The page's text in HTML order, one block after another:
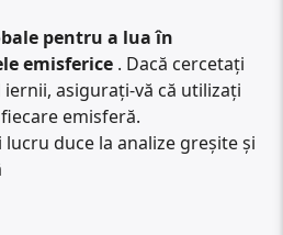
pentru a lua în
emisferice . Dacă cercetați
asigurați-vă că utilizați
emisferă.
duce la analize greșite și